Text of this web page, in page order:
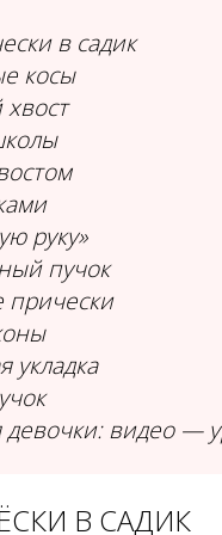
в садик
косы
хвост
руку»
пучок
укладка
девочки: видео —
В САДИК